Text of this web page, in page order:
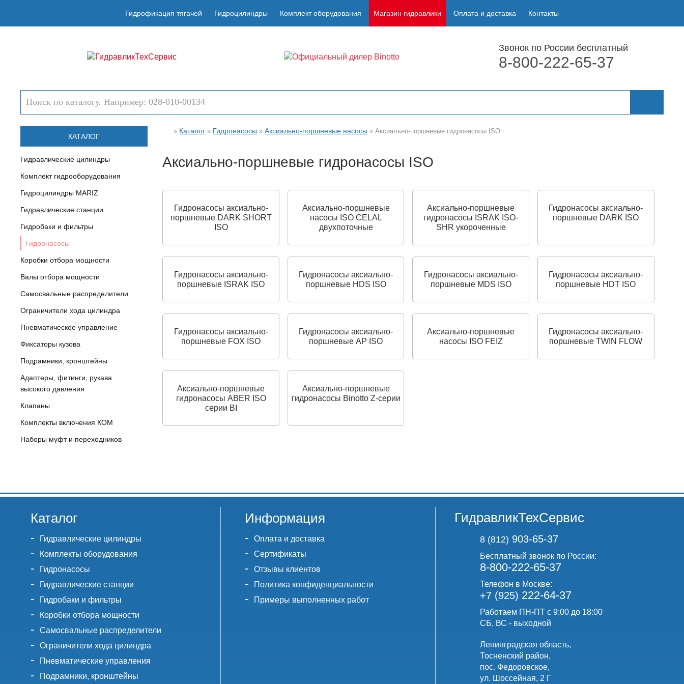
Гидрофикация тягачей Гидроцилиндры Комплект оборудования Магазин гидравлики Оплата и доставка Контакты
Звонок по России бесплатный
8-800-222-65-37
КАТАЛОГ
Гидравлические цилиндры
Комплект гидрооборудования
Гидроцилиндры MARIZ
Гидравлические станции
Гидробаки и фильтры
Гидронасосы
Коробки отбора мощности
Валы отбора мощности
Самосвальные распределители
Ограничители хода цилиндра
Пневматическое управление
Фиксаторы кузова
Подрамники, кронштейны
Адаптеры, фитинги, рукава
высокого давления
Клапаны
Комплекты включения КОМ
Наборы муфт и переходников
» Каталог » Гидронасосы » Аксиально-поршневые насосы » Аксиально-поршневые гидронасосы ISO
Аксиально-поршневые гидронасосы ISO
Гидронасосы аксиально-
поршневые DARK SHORT
ISO
Аксиально-поршневые
насосы ISO CELAL
двухпоточные
Аксиально-поршневые
гидронасосы ISRAK ISO-
SHR укороченные
Гидронасосы аксиально-
поршневые DARK ISO
Гидронасосы аксиально-
поршневые ISRAK ISO
Гидронасосы аксиально-
поршневые HDS ISO
Гидронасосы аксиально-
поршневые MDS ISO
Гидронасосы аксиально-
поршневые HDT ISO
Гидронасосы аксиально-
поршневые FOX ISO
Гидронасосы аксиально-
поршневые AP ISO
Аксиально-поршневые
насосы ISO FEIZ
Гидронасосы аксиально-
поршневые TWIN FLOW
Аксиально-поршневые
гидронасосы ABER ISO
серии BI
Аксиально-поршневые
гидронасосы Binotto Z-серии
Каталог
Гидравлические цилиндры
Комплекты оборудования
Гидронасосы
Гидравлические станции
Гидробаки и фильтры
Коробки отбора мощности
Самосвальные распределители
Ограничители хода цилиндра
Пневматические управления
Подрамники, кронштейны
Информация
Оплата и доставка
Сертификаты
Отзывы клиентов
Политика конфиденциальности
Примеры выполненных работ
ГидравликТехСервис
8 (812) 903-65-37
Бесплатный звонок по России:
8-800-222-65-37
Телефон в Москве:
+7 (925) 222-64-37
Работаем ПН-ПТ с 9:00 до 18:00
СБ, ВС - выходной
Ленинградская область,
Тосненский район,
пос. Федоровское,
ул. Шоссейная, 2 Г